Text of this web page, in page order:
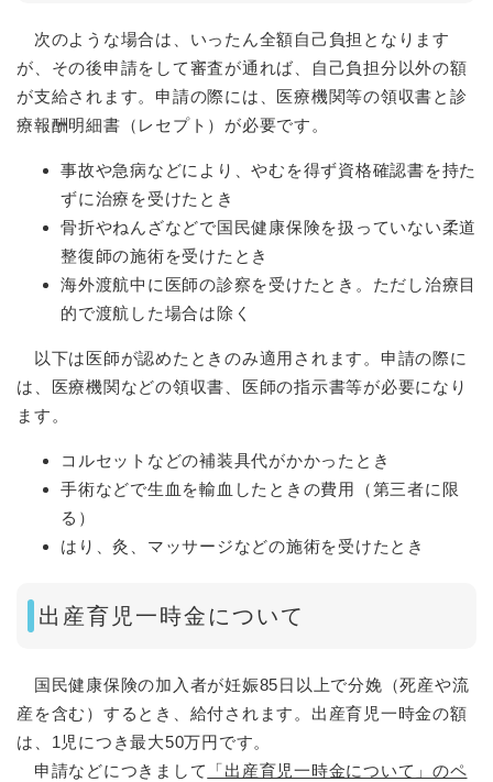
次のような場合は、いったん全額自己負担となります
が、その後申請をして審査が通れば、自己負担分以外の額
が支給されます。申請の際には、医療機関等の領収書と診
療報酬明細書（レセプト）が必要です。
事故や急病などにより、やむを得ず資格確認書を持た
ずに治療を受けたとき
骨折やねんざなどで国民健康保険を扱っていない柔道
整復師の施術を受けたとき
海外渡航中に医師の診察を受けたとき。ただし治療目
的で渡航した場合は除く
以下は医師が認めたときのみ適用されます。申請の際に
は、医療機関などの領収書、医師の指示書等が必要になり
ます。
コルセットなどの補装具代がかかったとき
手術などで生血を輸血したときの費用（第三者に限
る）
はり、灸、マッサージなどの施術を受けたとき
出産育児一時金について
国民健康保険の加入者が妊娠85日以上で分娩（死産や流
産を含む）するとき、給付されます。出産育児一時金の額
は、1児につき最大50万円です。
申請などにつきまして
「出産育児一時金について」のペ